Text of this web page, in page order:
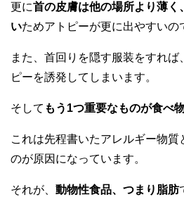
更に首の皮膚は他の場所より薄く
いためアトピーが更に出やすいの
また、首回りを隠す服装をすれば
ピーを誘発してしまいます。
そして もう1つ重要なものが食べ
これは先程書いたアレルギー物質
のが原因になっています。
それが、 動物性食品、つまり脂肪